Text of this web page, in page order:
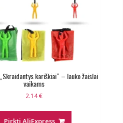
kariškiai“ – lauko žaislai
vaikams
2.14€
Pirkti AliExpress